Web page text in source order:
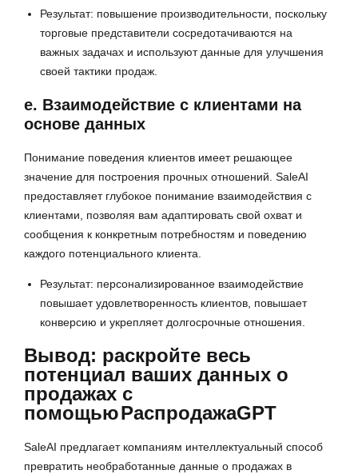
Результат: повышение производительности, поскольку
торговые представители сосредотачиваются на
важных задачах и используют данные для улучшения
своей тактики продаж.
e. Взаимодействие с клиентами на
основе данных
Понимание поведения клиентов имеет решающее
значение для построения прочных отношений. SaleAI
предоставляет глубокое понимание взаимодействия с
клиентами, позволяя вам адаптировать свой охват и
сообщения к конкретным потребностям и поведению
каждого потенциального клиента.
Результат: персонализированное взаимодействие
повышает удовлетворенность клиентов, повышает
конверсию и укрепляет долгосрочные отношения.
Вывод: раскройте весь
потенциал ваших данных о
продажах с
помощьюРаспродажаGPT
SaleAI предлагает компаниям интеллектуальный способ
превратить необработанные данные о продажах в